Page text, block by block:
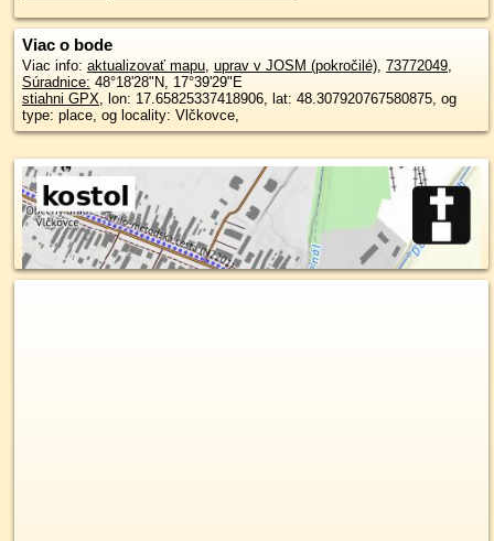
Viac o bode
Viac info: aktualizovať mapu, uprav v JOSM (pokročilé), 73772049,
Súradnice: 48°18'28"N, 17°39'29"E
stiahni GPX, lon: 17.65825337418906, lat: 48.307920767580875, og
type: place, og locality: Vlčkovce,